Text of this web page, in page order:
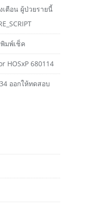
เตือน ผู้ป่วยรายนี้
มพ์เช็ค
HOSxP 680114
ออกให้ทดสอบ